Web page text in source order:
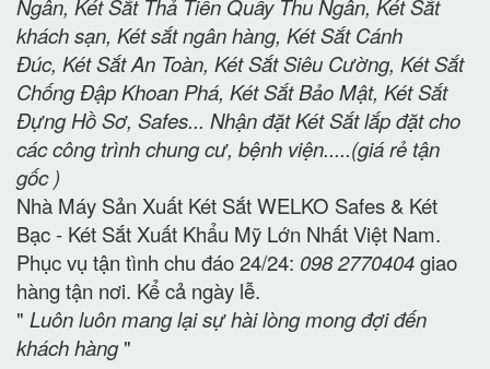
Ngân, Két Sắt Thả Tiền Quầy Thu Ngân, Két Sắt
khách sạn, Két sắt ngân hàng, Két Sắt Cánh
Đúc, Két Sắt An Toàn, Két Sắt Siêu Cường, Két Sắt
Chống Đập Khoan Phá, Két Sắt Bảo Mật, Két Sắt
Đựng Hồ Sơ, Safes... Nhận đặt Két Sắt lắp đặt cho
các công trình chung cư, bệnh viện.....(giá rẻ tận
gốc )
Nhà Máy Sản Xuất Két Sắt WELKO Safes & Két
Bạc - Két Sắt Xuất Khẩu Mỹ Lớn Nhất Việt Nam.
Phục vụ tận tình chu đáo 24/24: 098 2770404giao
hàng tận nơi. Kể cả ngày lễ.
" Luôn luôn mang lại sự hài lòng mong đợi đến
khách hàng"